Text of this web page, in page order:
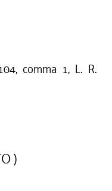
comma 1, L. R.
)